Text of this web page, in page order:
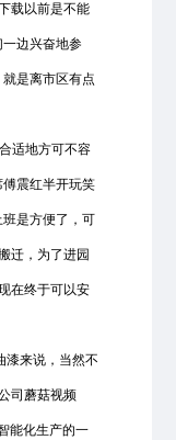
载以前是不能
边兴奋地参
是离市区有点
适地方可不容
震红半开玩笑
是方便了，可
迁，为了进园
在终于可以安
漆来说，当然不
司蘑菇视频
能化生产的一